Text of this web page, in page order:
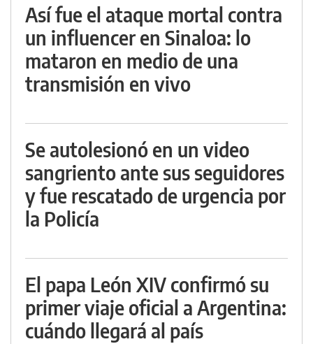
Así fue el ataque mortal contra
un influencer en Sinaloa: lo
mataron en medio de una
transmisión en vivo
Se autolesionó en un video
sangriento ante sus seguidores
y fue rescatado de urgencia por
la Policía
El papa León XIV confirmó su
primer viaje oficial a Argentina:
cuándo llegará al país